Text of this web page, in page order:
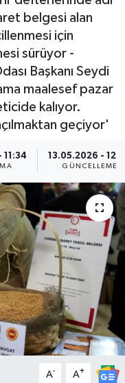
belgesi alan
için
sürüyor -
Başkanı Seydi
maalesef pazar
kalıyor.
geçiyor'
11:34 13.05.2026 -
GÜNCELLEME
A- A+